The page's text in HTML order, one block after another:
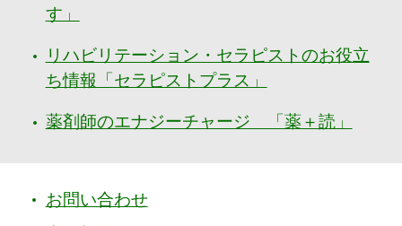
す」
リハビリテーション・セラピストのお役立
ち情報「セラピストプラス」
薬剤師のエナジーチャージ 「薬＋読」
お問い合わせ